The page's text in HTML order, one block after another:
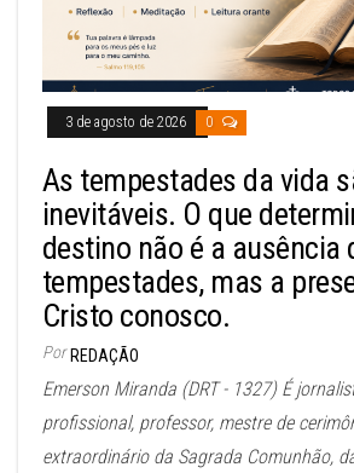
3 de agosto de 2026 0
As tempestades da vida
inevitáveis. O que
destino não é a ausência
tempestades, mas a
Cristo conosco.
Por REDAÇÃO
Emerson Miranda (DRT - 1327) É
profissional, professor, mestre de
extraordinário da Sagrada Comunhão,